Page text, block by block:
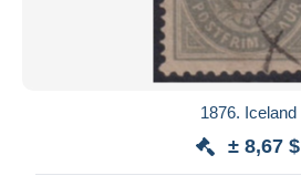
1876. Iceland
± 8,67 $